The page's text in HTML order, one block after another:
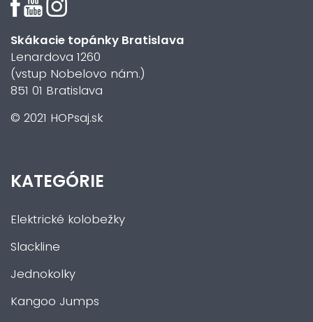
Skákacie topánky Bratislava
Lenardova 1260
(vstup Nobelovo nám.)
851 01 Bratislava
© 2021 HOPsaj.sk
KATEGÓRIE
Elektrické kolobežky
Slackline
Jednokolky
Kangoo Jumps